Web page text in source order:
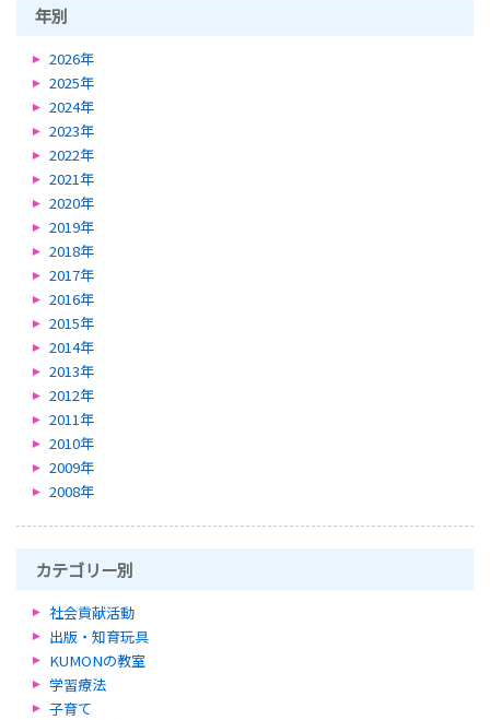
年別
2026年
2025年
2024年
2023年
2022年
2021年
2020年
2019年
2018年
2017年
2016年
2015年
2014年
2013年
2012年
2011年
2010年
2009年
2008年
カテゴリー別
社会貢献活動
出版・知育玩具
KUMONの教室
学習療法
子育て